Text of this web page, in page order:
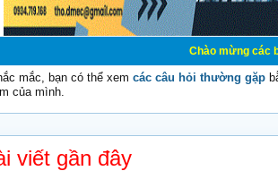
Chào mừng các bạn đến
mắc, bạn có thể xem các câu hỏi thường gặp
của mình.
viết gần đây